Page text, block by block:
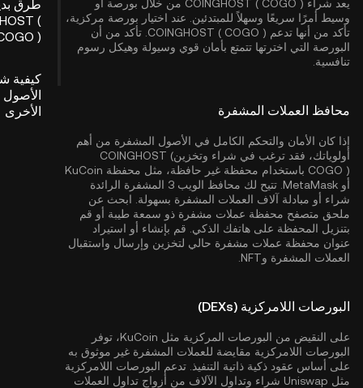
يعد شراء COINGHOST ( COGO ) من خلال بورصة أو
وسيط أمرًا سريعًا وسهلاً للمبتدئين. عند اختيار بورصة مركزية،
تأكد من أنها تدعم COINGHOST ( COGO ). تأكد من أن
البورصة التي اخترتها تتمتع بأمان قوي وسيولة وهيكل رسوم
تنافسية.
محافظ العملات المشفرة
إذا كان الأمان والتحكم الكامل في الأصول المشفرة من أهم
أولوياتك، فقد ترغب في شراء وتخزينCOINGHOST (
COGO ) باستخدام محفظة غير حافظة، مثل
محفظة KuCoin
أو MetaMask. تتيح لك محافظ الويب 3 المشفرة الرائدة
شراء أو مبادلة آلاف العملات المشفرة بسهولة. ابحث عن
ملحق متصفح محفظة عملات مشفرة ذو سمعة طيبة أو قم
بتنزيل المحفظة على هاتفك الذكي. قم بإنشاء أو استيراد
عنوان محفظة عملات مشفرة حالي لتخزين وإرسال واستقبال
العملات المشفرة وNFT.
البورصات اللامركزية (DEXs)
على النقيض من البورصات المركزية مثل KuCoin، توفر
البورصات اللامركزية مقايضة للعملات المشفرة غير موثوق به
على أساس عقود ذكية ذاتية التنفيذ. تدعم البورصات اللامركزية
مثل Uniswap شراء وتداول الآلاف من أزواج تداول العملات
طرق
(
)
كيفية
الأخرى